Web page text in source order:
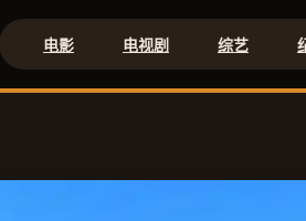
电影 电视剧 综艺